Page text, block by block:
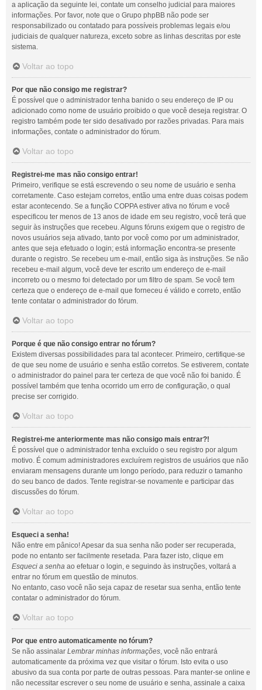
a aplicação da seguinte lei, contate um conselho judicial para maiores
informações. Por favor, note que o Grupo phpBB não pode ser
responsabilizado ou contatado para possíveis problemas legais e/ou
judiciais de qualquer natureza, exceto sobre as linhas descritas por este
sistema.
Voltar ao topo
Por que não consigo me registrar?
É possível que o administrador tenha banido o seu endereço de IP ou
adicionado como nome de usuário proibido o que você deseja registrar. O
registro também pode ter sido desativado por razões privadas. Para mais
informações, contate o administrador do fórum.
Voltar ao topo
Registrei-me mas não consigo entrar!
Primeiro, verifique se está escrevendo o seu nome de usuário e senha
corretamente. Caso estejam corretos, então uma entre duas coisas podem
estar acontecendo. Se a função COPPA estiver ativa no fórum e você
especificou ter menos de 13 anos de idade em seu registro, você terá que
seguir às instruções que recebeu. Alguns fóruns exigem que o registro de
novos usuários seja ativado, tanto por você como por um administrador,
antes que seja efetuado o login; está informação encontra-se presente
durante o registro. Se recebeu um e-mail, então siga às instruções. Se não
recebeu e-mail algum, você deve ter escrito um endereço de e-mail
incorreto ou o mesmo foi detectado por um filtro de spam. Se você tem
certeza que o endereço de e-mail que forneceu é válido e correto, então
tente contatar o administrador do fórum.
Voltar ao topo
Porque é que não consigo entrar no fórum?
Existem diversas possibilidades para tal acontecer. Primeiro, certifique-se
de que seu nome de usuário e senha estão corretos. Se estiverem, contate
o administrador do painel para ter certeza de que você não foi banido. É
possível também que tenha ocorrido um erro de configuração, o qual
precise ser corrigido.
Voltar ao topo
Registrei-me anteriormente mas não consigo mais entrar?!
É possível que o administrador tenha excluído o seu registro por algum
motivo. É comum administradores excluírem registros de usuários que não
enviaram mensagens durante um longo período, para reduzir o tamanho
do seu banco de dados. Tente registrar-se novamente e participar das
discussões do fórum.
Voltar ao topo
Esqueci a senha!
Não entre em pânico! Apesar da sua senha não poder ser recuperada,
pode no entanto ser facilmente resetada. Para fazer isto, clique em
Esqueci a senha ao efetuar o login, e seguindo às instruções, voltará a
entrar no fórum em questão de minutos.
No entanto, caso você não seja capaz de resetar sua senha, então tente
contatar o administrador do fórum.
Voltar ao topo
Por que entro automaticamente no fórum?
Se não assinalar Lembrar minhas informações, você não entrará
automaticamente da próxima vez que visitar o fórum. Isto evita o uso
abusivo da sua conta por parte de outras pessoas. Para manter-se online e
não necessitar escrever o seu nome de usuário e senha, assinale a caixa